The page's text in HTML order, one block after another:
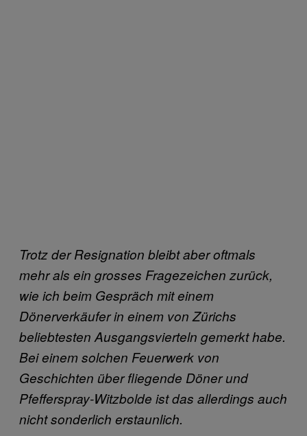
Trotz der Resignation bleibt aber oftmals
mehr als ein grosses Fragezeichen zurück,
wie ich beim Gespräch mit einem
Dönerverkäufer in einem von Zürichs
beliebtesten Ausgangsvierteln gemerkt habe.
Bei einem solchen Feuerwerk von
Geschichten über fliegende Döner und
Pfefferspray-Witzbolde ist das allerdings auch
nicht sonderlich erstaunlich.